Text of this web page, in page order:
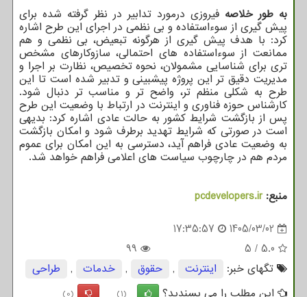
به طور خلاصه فیروزی درمورد تدابیر در نظر گرفته شده برای
پیش گیری از سوءاستفاده و بی نظمی در اجرای این طرح اشاره
کرد: با هدف پیش گیری از هرگونه تبعیض، بی نظمی و هم
ممانعت از سوءاستفاده های احتمالی، سازوکارهای مشخص
تری برای شناسایی مشمولان، نحوه تخصیص، نظارت بر اجرا و
مدیریت دقیق تر این پروژه پیشبینی و تدبیر شده است تا این
طرح به شکلی منظم تر، واضح تر و مناسب تر دنبال شود.
کارشناس حوزه فناوری و اینترنت در ارتباط با وضعیت این طرح
پس از بازگشت شرایط کشور به حالت عادی اشاره کرد: بدیهی
است در صورتی که شرایط تهدید برطرف شود و امکان بازگشت
به وضعیت عادی فراهم آید، دسترسی به این امکان برای عموم
مردم هم در چارچوب سیاست های اعلامی فراهم خواهد شد.
منبع:pcdevelopers.ir
1405/03/02
17:35:57
5.0
/
5
99
تگهای خبر:
اینترنت , حقوق , خدمات ,
طراحی
(1)
(0)